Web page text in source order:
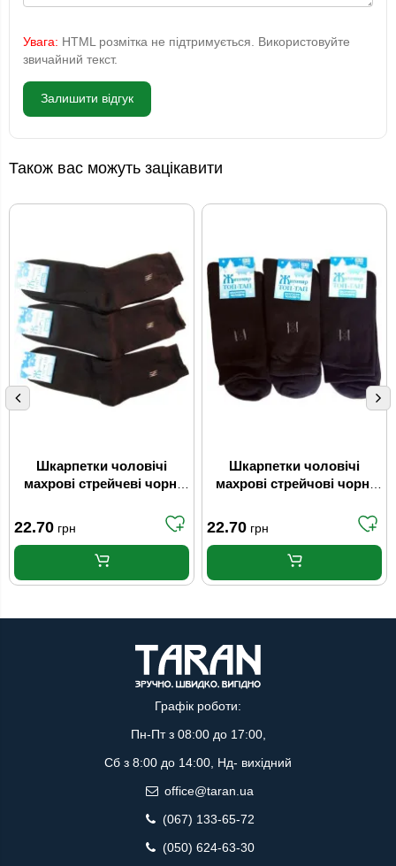
Увага: HTML розмітка не підтримується. Використовуйте
звичайний текст.
Залишити відгук
Також вас можуть зацікавити
Шкарпетки чоловічі
махрові стрейчеві чорні
22.70 грн
Шкарпетки чоловічі
махрові стрейчові чорні
22.70 грн
Графік роботи:
Пн-Пт з 08:00 до 17:00,
Сб з 8:00 до 14:00, Нд- вихідний
office@taran.ua
(067) 133-65-72
(050) 624-63-30